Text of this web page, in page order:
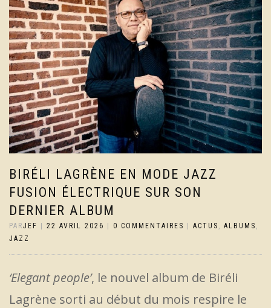
BIRÉLI LAGRÈNE EN MODE JAZZ
FUSION ÉLECTRIQUE SUR SON
DERNIER ALBUM
PARJEF 22 AVRIL 2026 0 COMMENTAIRES ACTUS , ALBUMS ,
JAZZ
‘Elegant people’, le nouvel album de Biréli
Lagrène sorti au début du mois respire le